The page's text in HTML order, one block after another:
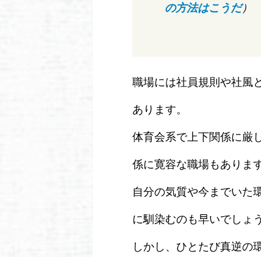
の方法はこうだ）
職場には社員規則や社風
あります。
体育会系で上下関係に厳
係に寛容な職場もあります
自分の気質や今までいた
に馴染むのも早いでしょ
しかし、ひとたび真逆の